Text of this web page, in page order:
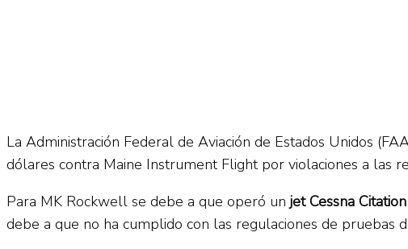
La Administración Federal de Aviación de Estados Unidos
dólares contra Maine Instrument Flight por violaciones a las
Para MK Rockwell se debe a que operó un jet Cessna Citation
debe a que no ha cumplido con las regulaciones de pruebas